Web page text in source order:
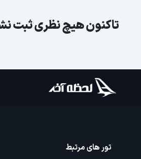
تاکنون هیچ نظری ثبت
تور های مرتبط